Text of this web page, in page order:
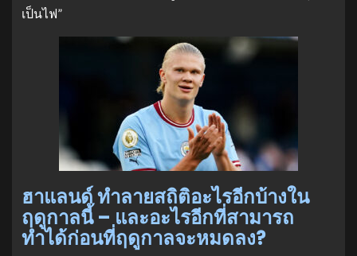
เป็นไฟ”
ฮาแลนด์ ทำลายสถิติอะไรอีกบ้างใน
ฤดูกาลนี้ – และอะไรอีกที่สามารถ
ทำได้ก่อนที่ฤดูกาลจะหมดลง?